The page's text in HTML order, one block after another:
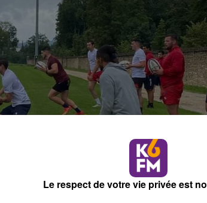
Le respect de votre vie privée est